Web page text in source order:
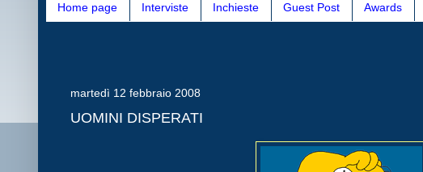
Home page Interviste Inchieste Guest Post Awards
martedì 12 febbraio 2008
UOMINI DISPERATI